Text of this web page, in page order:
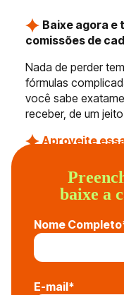
Baixe agora e
comissões de
Nada de perder
fórmulas
você sabe
receber, de um
Aproveite
agora. Bora?
baixe a
Nome Completo
E-mail*